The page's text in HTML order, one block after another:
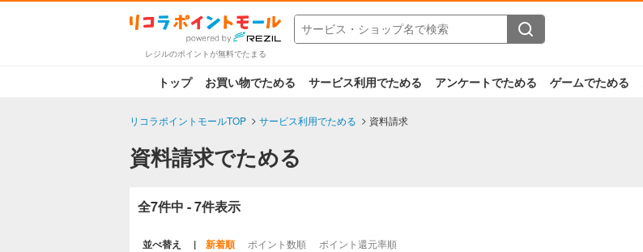
レジルのポイントが無料でたまる
トップ お買い物でためる サービス利用でためる アンケートでためる ゲームでためる
リコラポイントモールTOP サービス利用でためる 資料請求
資料請求でためる
全7件中 - 7件表示
並べ替え 新着順 ポイント数順 ポイント還元率順